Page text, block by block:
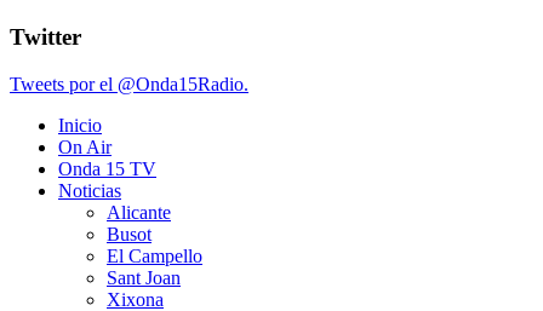
Twitter
Tweets por el @Onda15Radio.
Inicio
On Air
Onda 15 TV
Noticias
Alicante
Busot
El Campello
Sant Joan
Xixona